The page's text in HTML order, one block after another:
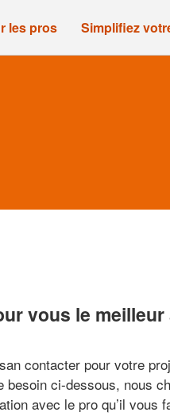
les pros Simplifiez
vous le meilleur
contacter pour votre
besoin ci-dessous, nous
avec le pro qu’il vous